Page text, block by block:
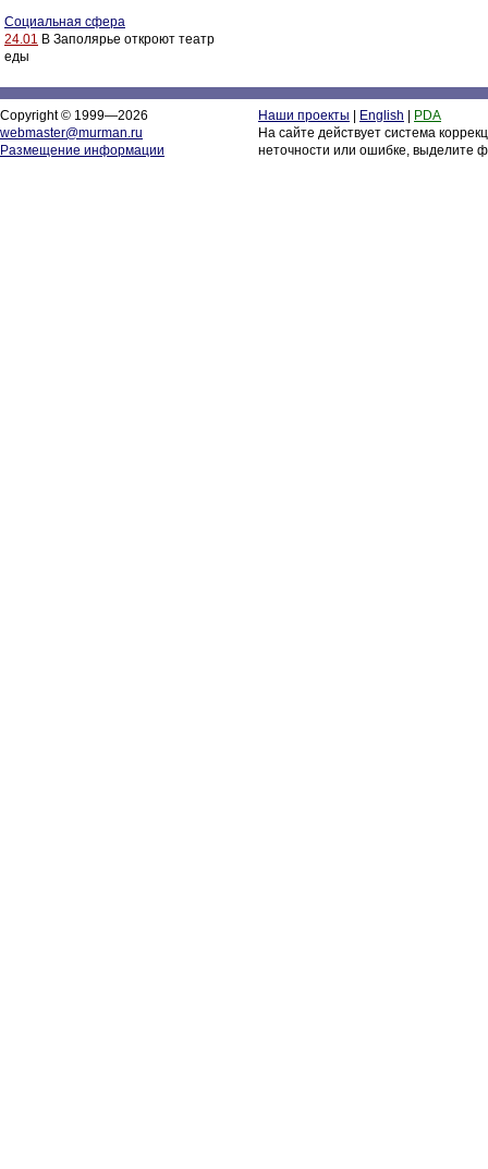
Социальная сфера
24.01 В Заполярье откроют театр
еды
Copyright © 1999—2026
webmaster@murman.ru
Размещение информации
Наши проекты English
PDA
На сайте действует система
неточности или ошибке, выделите